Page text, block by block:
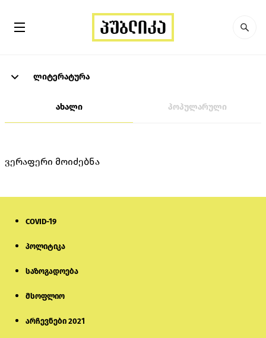
ლიტერატურა
ახალი პოპულარული
ვერაფერი მოიძებნა
COVID-19
პოლიტიკა
საზოგადოება
მსოფლიო
არჩევნები 2021